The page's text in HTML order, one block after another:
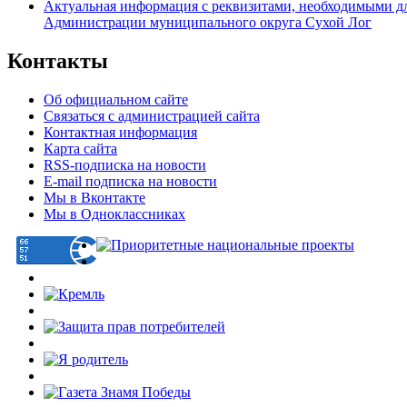
Актуальная информация с реквизитами, необходимыми
Администрации муниципального округа Сухой Лог
Контакты
Об официальном сайте
Связаться с администрацией сайта
Контактная информация
Карта сайта
RSS-подписка на новости
E-mail подписка на новости
Мы в Вконтакте
Мы в Одноклассниках